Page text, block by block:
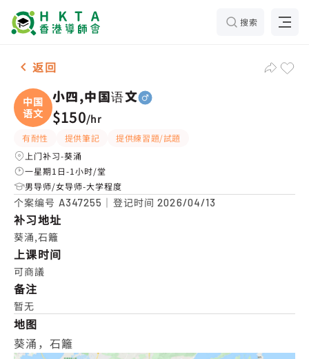
搜索
男-1名 小四,中国语文，葵涌 补习推介
返回
中国
语文
小四,中国语文
$150/hr
有耐性 提供筆記
提供練習題/試題
上门补习-葵涌
一星期1日-1小时/堂
男导师/女导师-大学程度
个案编号 A347255 ｜登记时间2026/04/13
补习地址
葵涌,石籬
上课时间
可商議
备注
暂无
地图
葵涌，石籬